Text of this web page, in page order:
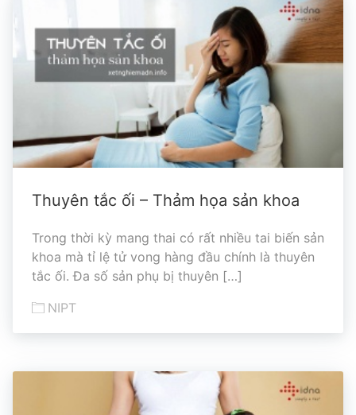
Thuyên tắc ối – Thảm họa sản khoa
Trong thời kỳ mang thai có rất nhiều tai biến sản
khoa mà tỉ lệ tử vong hàng đầu chính là thuyên
tắc ối. Đa số sản phụ bị thuyên […]
NIPT